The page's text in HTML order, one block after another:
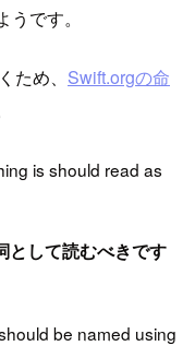
です。
め、 Swift.orgの命
is should read as
として読むべきです
be named using